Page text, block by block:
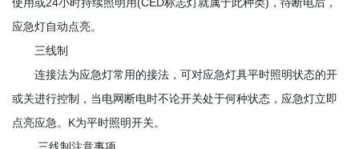
使用或24小时持续照明用(CED标志灯就属于此种类)，待断电后，
应急灯自动点亮。
三线制
连接法为应急灯常用的接法，可对应急灯具平时照明状态的开
或关进行控制，当电网断电时不论开关处于何种状态，应急灯立即
点亮应急。K为平时照明开关。